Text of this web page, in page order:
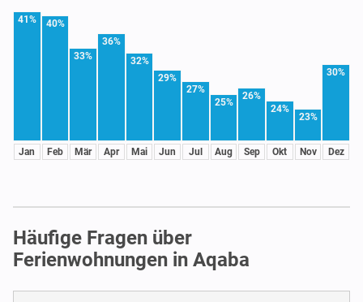
41%
Jan
40%
Feb
33%
Mär
36%
Apr
32%
Mai
29%
Jun
27%
Jul
25%
Aug
26%
Sep
24%
Okt
23%
Nov
30%
Dez
Häufige Fragen über
Ferienwohnungen in Aqaba